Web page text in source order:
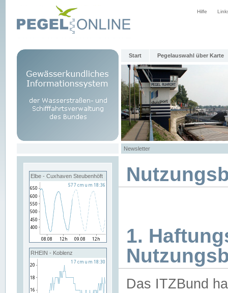
Hilfe
Start Pegelauswahl über Karte
Newsletter
Elbe - Cuxhaven Steubenhöft
RHEIN - Koblenz
1.
Das ITZBund